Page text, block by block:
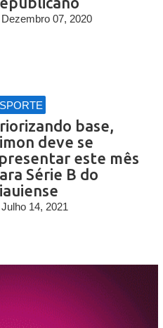
Dezembro 07, 2020
base,
deve se
este mês
Série B do
Julho 14, 2021